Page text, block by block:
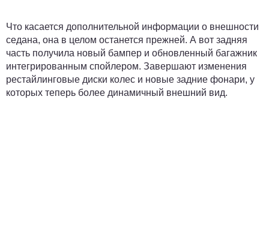
Что касается дополнительной информации о внешности
седана, она в целом останется прежней. А вот задняя
часть получила новый бампер и обновленный багажник
интегрированным спойлером. Завершают изменения
рестайлинговые диски колес и новые задние фонари, у
которых теперь более динамичный внешний вид.